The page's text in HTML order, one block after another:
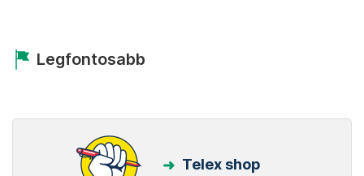
Legfontosabb
Telex shop